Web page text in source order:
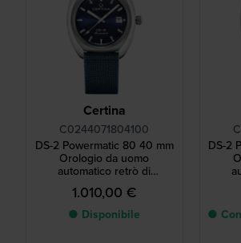
Certina
C0244071804100
DS-2 Powermatic 80 40 mm
Orologio da uomo
automatico retrò di
fabbricazione svizzera
1.010,00 €
● Disponibile
DS-2
●